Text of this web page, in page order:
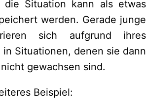
die Situation kann als etwas
werden. Gerade junge
sich aufgrund ihres
in Situationen, denen sie dann
gewachsen sind.
Beispiel: